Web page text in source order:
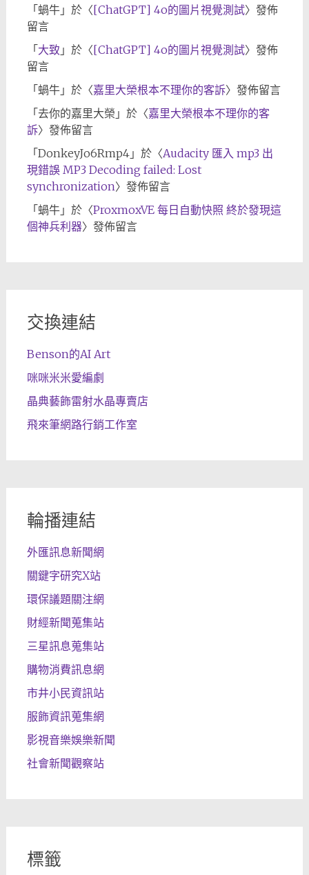
「 蝸牛」於〈[ChatGPT] 4o的圖片視覺測試〉發佈
留言
「 大致 」於〈[ChatGPT] 4o的圖片視覺測試〉發佈
留言
「 蝸牛」於〈嘉里大榮根本不理你的客訴〉發佈留言
「 去你的嘉里大榮 」於〈嘉里大榮根本不理你的客
訴〉發佈留言
「 DonkeyJo6Rmp4」於〈Audacity 匯入 mp3 出
現錯誤 MP3 Decoding failed: Lost
synchronization〉發佈留言
「 蝸牛」於〈ProxmoxVE 每日自動快照 終於發現這
個神兵利器〉發佈留言
交換連結
Benson的AI Art
咪咪米米愛編劇
晶典藝飾雷射水晶專賣店
飛來筆網路行銷工作室
輪播連結
外匯訊息新聞網
關鍵字研究X站
環保議題關注網
財經新聞蒐集站
三星訊息蒐集站
購物消費訊息網
市井小民資訊站
服飾資訊蒐集網
影視音樂娛樂新聞
社會新聞觀察站
標籤